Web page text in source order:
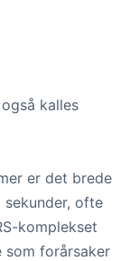
kalles
er det brede
sekunder, ofte
komplekset
som forårsaker